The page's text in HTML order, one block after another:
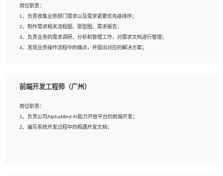
3、熟练使用脚本语言，shell/python任一种，熟练使用Ansible
4、熟悉linux常见服务、中间件的基本原理、部署以及故障处理，如：Mysql、
Apache、Nginx、Zabbix、Kafka等
5、熟悉主流虚拟化技术，如：VMware、KVM
6、具备网络方面的基础知识，熟悉常见的网络协议，如TCP/IP，转发原理，路由优
8、有良好的文档编写能力和沟通能力，有RHCE证书优先
岗位职责：
1、负责收集业务部门需求以及需求紧要优先级排序；
2、制作需求相关流程图、原型图、需求报告；
3、负责业务的需求调研、分析和管理工作，对需求文档进行管理；
4、发现业务操作流程中的痛点，并提出对应的解决方案；
岗位要求：
2、熟悉产品及需求规划工具，如:Axure、Xmind、MS Project等；
3、具备良好的交流协调能力，有较强的责任感、工作积极主动；
4、有较强的系统需求分析、文档编写能力、沟通能力；
前端开发工程师（广州）
岗位职责：
1、负责公司AlphaMind AI能力开放平台的前端开发；
2、编写系统开发过程中的相遇开发文档；